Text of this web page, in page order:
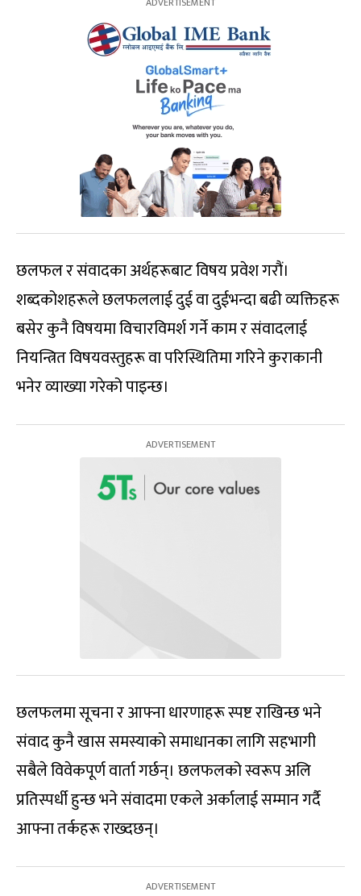
छलफल र संवादका अर्थहरूबाट विषय प्रवेश गरौं।
शब्दकोशहरूले छलफललाई दुई वा दुईभन्दा बढी व्यक्तिहरू
बसेर कुनै विषयमा विचारविमर्श गर्ने काम र संवादलाई
नियन्त्रित विषयवस्तुहरू वा परिस्थितिमा गरिने कुराकानी
भनेर व्याख्या गरेको पाइन्छ।
छलफलमा सूचना र आफ्ना धारणाहरू स्पष्ट राखिन्छ भने
संवाद कुनै खास समस्याको समाधानका लागि सहभागी
सबैले विवेकपूर्ण वार्ता गर्छन्। छलफलको स्वरूप अलि
प्रतिस्पर्धी हुन्छ भने संवादमा एकले अर्कालाई सम्मान गर्दै
आफ्ना तर्कहरू राख्दछन्।